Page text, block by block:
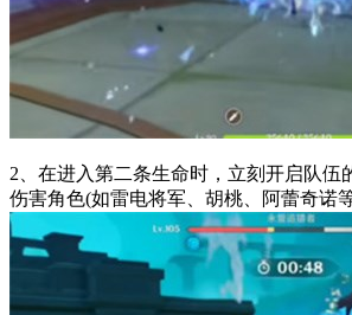
2、在进入第二条生命时，立刻开启队伍
伤害角色(如雷电将军、胡桃、阿蕾奇诺